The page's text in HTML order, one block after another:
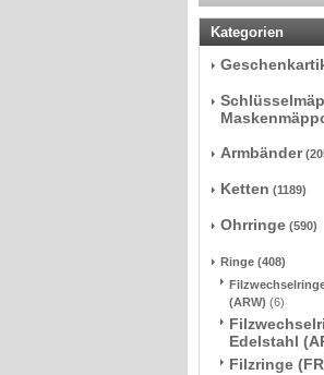
Kategorien
Armbänder
Ketten (1189)
Ohrringe (590)
Ringe (408)
(ARW) (6)
Edelstahl
Filzringe